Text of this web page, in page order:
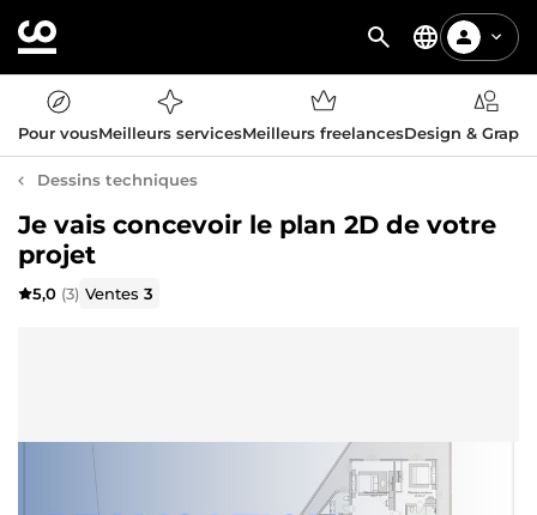
Pour vousMeilleurs servicesMeilleurs freelancesDesign &
Dessins techniques
Je vais concevoir le plan 2D de votre
projet
5,0 (3) Ventes3